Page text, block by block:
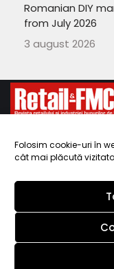
Folosim cookie-uri în
cât mai plăcută
Romanian DIY
from July 2026
3 august 2026
site-ului.